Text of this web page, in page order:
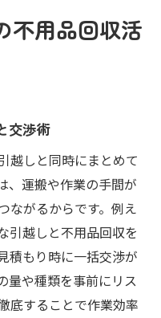
不用品回収活
交渉術
越しと同時にまとめて
、運搬や作業の手間が
ながるからです。例え
引越しと不用品回収を
積もり時に一括交渉が
量や種類を事前にリス
底することで作業効率